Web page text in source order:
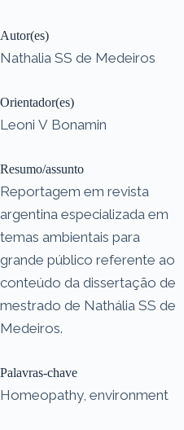
Autor(es)
Nathalia SS de Medeiros
Orientador(es)
Leoni V Bonamin
Resumo/assunto
Reportagem em revista
argentina especializada em
temas ambientais para
grande público referente ao
conteúdo da dissertação de
mestrado de Nathália SS de
Medeiros.
Palavras-chave
Homeopathy, environment